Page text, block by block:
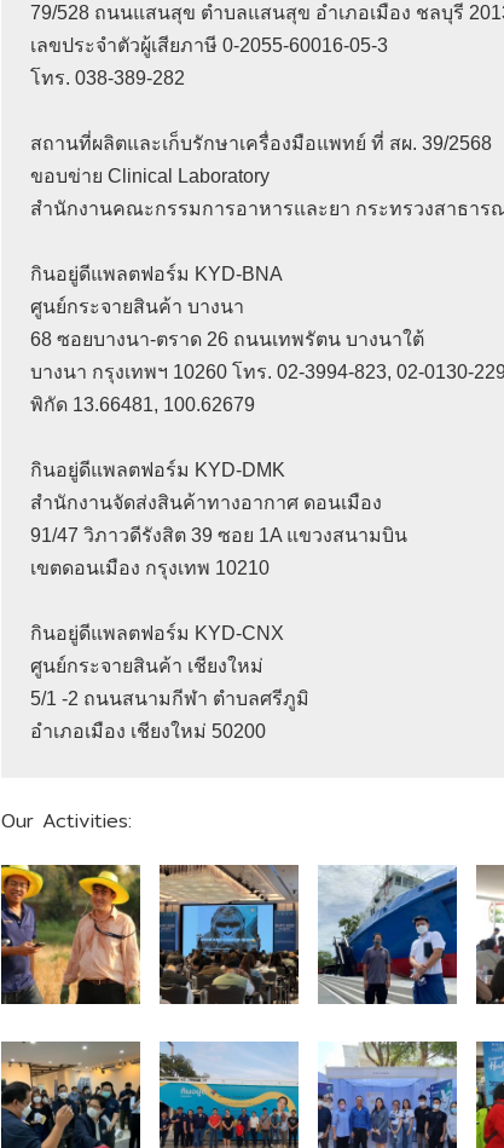
79/528 ถนนแสนสุข ตำบลแสนสุข อำเภอเมือง ชลบุรี
เลขประจำตัวผู้เสียภาษี 0-2055-60016-05-3
โทร. 038-389-282
สถานที่ผลิตและเก็บรักษาเครื่องมือแพทย์ ที่ สผ. 39/2568
ขอบข่าย Clinical Laboratory
สำนักงานคณะกรรมการอาหารและยา กระทรวงสาธาร
กินอยู่ดีแพลตฟอร์ม KYD-BNA
ศูนย์กระจายสินค้า บางนา
68 ซอยบางนา-ตราด 26 ถนนเทพรัตน บางนาใต้
บางนา กรุงเทพฯ 10260 โทร. 02-3994-823, 02-0130-229
พิกัด 13.66481, 100.62679
กินอยู่ดีแพลตฟอร์ม KYD-DMK
สำนักงานจัดส่งสินค้าทางอากาศ ดอนเมือง
91/47 วิภาวดีรังสิต 39 ซอย 1A แขวงสนามบิน
เขตดอนเมือง กรุงเทพ 10210
กินอยู่ดีแพลตฟอร์ม KYD-CNX
ศูนย์กระจายสินค้า เชียงใหม่
5/1 -2 ถนนสนามกีฬา ตำบลศรีภูมิ
อำเภอเมือง เชียงใหม่ 50200
Our Activities: